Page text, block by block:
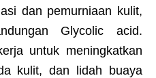
dan pemurniaan kulit,
Glycolic acid.
untuk meningkatkan
kulit, dan lidah buaya